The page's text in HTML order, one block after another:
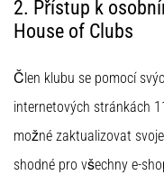
контрол
и
във
всяко
докосване.
Перфектни
за
играчи,
2. Přístup k
House of Clubs
Člen klubu se pomocí
internetových stránkách
možné zaktualizovat
shodné pro všechny e-